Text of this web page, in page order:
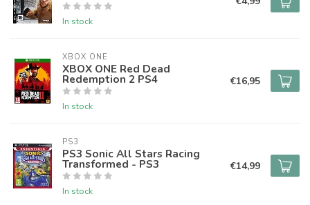
In stock
XBOX ONE
XBOX ONE Red Dead
Redemption 2 PS4
In stock
€16,95
PS3
PS3 Sonic All Stars Racing
Transformed - PS3
In stock
€14,99